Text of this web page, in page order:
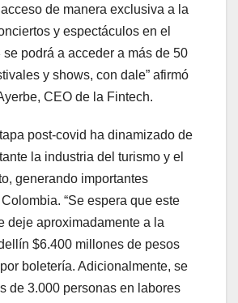
de manera exclusiva a la
y espectáculos en el
podrá a acceder a más de 50
y shows, con dale” afirmó
CEO de la Fintech.
post-covid ha dinamizado de
la industria del turismo y el
generando importantes
“Se espera que este
deje aproximadamente a la
$6.400 millones de pesos
boletería. Adicionalmente, se
de 3.000 personas en labores